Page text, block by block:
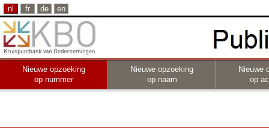
nl fr de en
Nieuwe opzoeking
op nummer
Nieuwe opzoeking
op naam
Nieuwe
op